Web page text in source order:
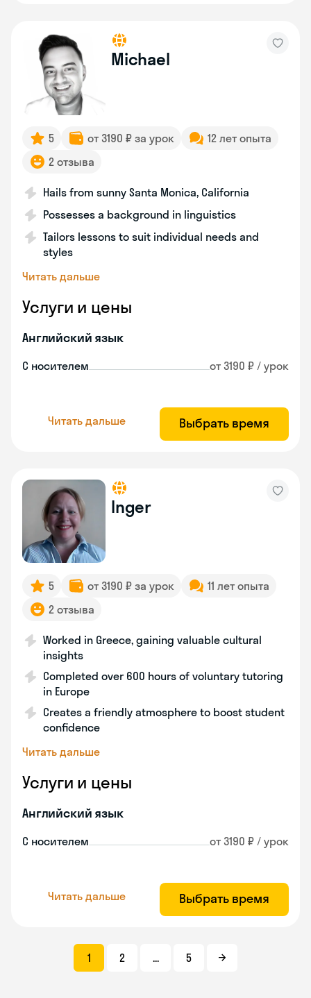
Michael
5 от 3190 ₽ за урок
12 лет опыта
2 отзыва
Hails from sunny Santa Monica, California
Possesses a background in linguistics
Tailors lessons to suit individual needs and
styles
Читать дальше
Услуги и цены
Английский язык
С носителем от 3190 ₽ / урок
Читать дальше Выбрать время
Inger
5 от 3190 ₽ за урок
11 лет опыта
2 отзыва
Worked in Greece, gaining valuable cultural
insights
Completed over 600 hours of voluntary tutoring
in Europe
Creates a friendly atmosphere to boost student
confidence
Читать дальше
Услуги и цены
Английский язык
С носителем от 3190 ₽ / урок
Читать дальше Выбрать время
1 2 ... 5